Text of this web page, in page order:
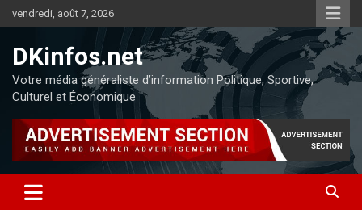
vendredi, août 7, 2026
DKinfos.net
Votre média généraliste d’information Politique, Sportive,
Culturel et Économique